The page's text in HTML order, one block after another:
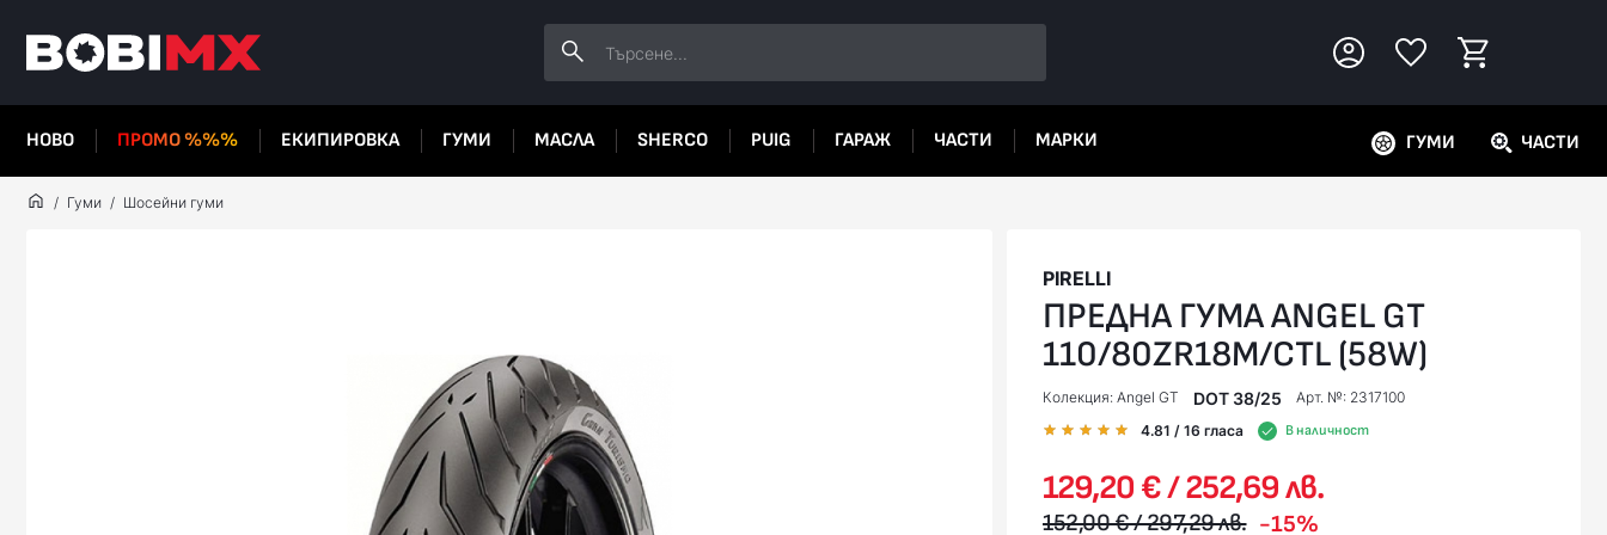
НОВО ПРОМО %%% ЕКИПИРОВКА ГУМИ МАСЛА SHERCO PUIG ГАРАЖ ЧАСТИ МАРКИ ГУМИ ЧАСТИ
Гуми Шосейни гуми
PIRELLI
ПРЕДНА ГУМА ANGEL GT
110/80ZR18M/CTL (58W)
Колекция: Angel GT DOT 38/25
Арт. №: 2317100
4.81 / 16 гласа В наличност
129,20 € / 252,69 лв.
152,00 € / 297,29 лв. -15%